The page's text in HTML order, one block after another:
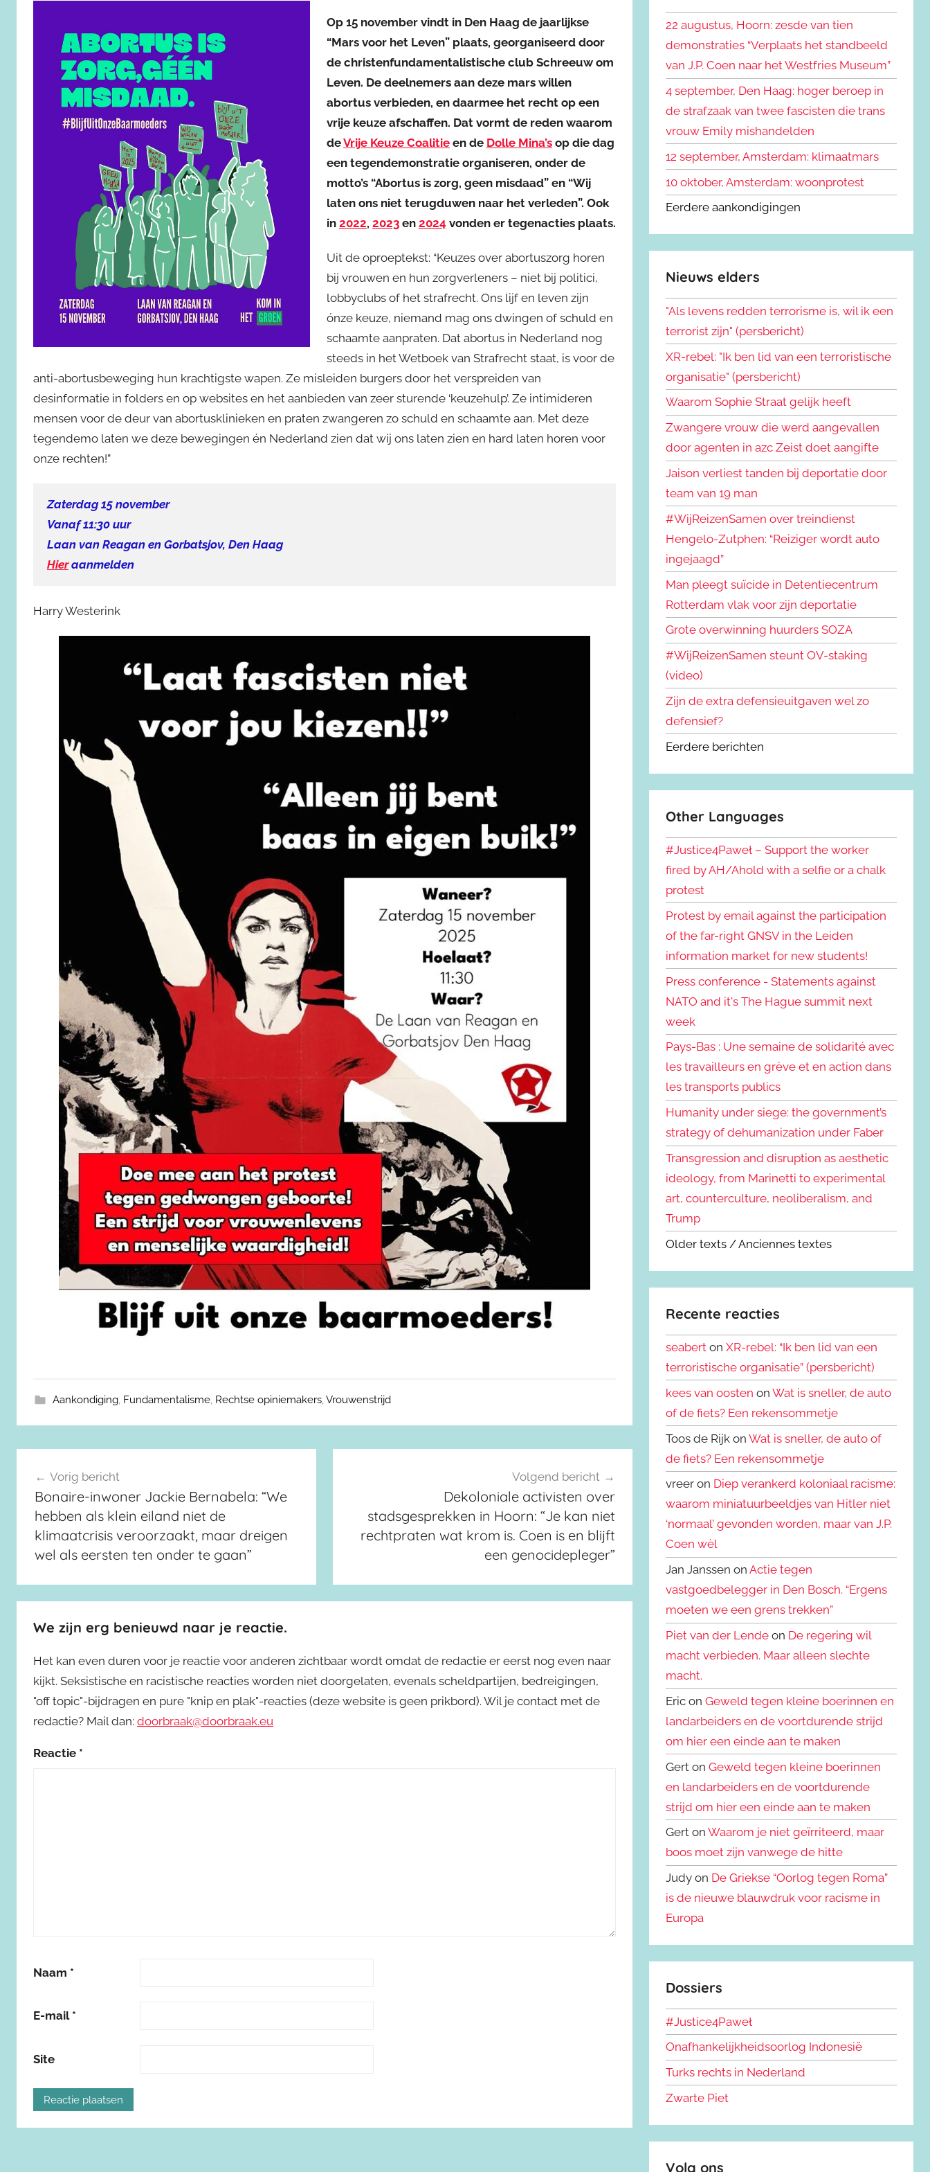
Op 15 november vindt in Den Haag de jaarlijkse
“Mars voor het Leven” plaats, georganiseerd door
de christenfundamentalistische club Schreeuw om
Leven. De deelnemers aan deze mars willen
abortus verbieden, en daarmee het recht op een
vrije keuze afschaffen. Dat vormt de reden waarom
deVrije Keuze Coalitie en de Dolle Mina’s op die dag
een tegendemonstratie organiseren, onder de
motto’s “Abortus is zorg, geen misdaad” en “Wij
laten ons niet terugduwen naar het verleden”. Ook
in 2022, 2023 en 2024 vonden er tegenacties plaats.
Uit de oproeptekst: “Keuzes over abortuszorg horen
bij vrouwen en hun zorgverleners – niet bij politici,
lobbyclubs of het strafrecht. Ons lijf en leven zijn
ónze keuze, niemand mag ons dwingen of schuld en
schaamte aanpraten. Dat abortus in Nederland nog
steeds in het Wetboek van Strafrecht staat, is voor de
anti-abortusbeweging hun krachtigste wapen. Ze misleiden burgers door het verspreiden van
desinformatie in folders en op websites en het aanbieden van zeer sturende ‘keuzehulp’. Ze intimideren
mensen voor de deur van abortusklinieken en praten zwangeren zo schuld en schaamte aan. Met deze
tegendemo laten we deze bewegingen én Nederland zien dat wij ons laten zien en hard laten horen voor
onze rechten!”
Zaterdag 15 november
Vanaf 11:30 uur
Laan van Reagan en Gorbatsjov, Den Haag
Hieraanmelden
Harry Westerink
Aankondiging, Fundamentalisme, Rechtse opiniemakers,Vrouwenstrijd
Berichtnavigatie
Vorig bericht
Bonaire-inwoner Jackie Bernabela: “We
hebben als klein eiland niet de
klimaatcrisis veroorzaakt, maar dreigen
wel als eersten ten onder te gaan”
Volgend bericht
Dekoloniale activisten over
stadsgesprekken in Hoorn: “Je kan niet
rechtpraten wat krom is. Coen is en blijft
een genocidepleger”
We zijn erg benieuwd naar je reactie.
Het kan even duren voor je reactie voor anderen zichtbaar wordt omdat de redactie er eerst nog even naar
kijkt. Seksistische en racistische reacties worden niet doorgelaten, evenals scheldpartijen, bedreigingen,
"off topic"-bijdragen en pure "knip en plak"-reacties (deze website is geen prikbord). Wil je contact met de
redactie? Mail dan: doorbraak@doorbraak.eu
Reactie *
Naam *
E-mail *
Site
n
a
a
r
:
n
22 augustus, Hoorn: zesde van tien
demonstraties “Verplaats het standbeeld
van J.P. Coen naar het Westfries Museum”
4 september, Den Haag: hoger beroep in
de strafzaak van twee fascisten die trans
vrouw Emily mishandelden
12 september, Amsterdam: klimaatmars
10 oktober, Amsterdam: woonprotest
Eerdere aankondigingen
Nieuws elders
"Als levens redden terrorisme is, wil ik een
terrorist zijn" (persbericht)
XR-rebel: "Ik ben lid van een terroristische
organisatie" (persbericht)
Waarom Sophie Straat gelijk heeft
Zwangere vrouw die werd aangevallen
door agenten in azc Zeist doet aangifte
Jaison verliest tanden bij deportatie door
team van 19 man
#WijReizenSamen over treindienst
Hengelo-Zutphen: “Reiziger wordt auto
ingejaagd”
Man pleegt suïcide in Detentiecentrum
Rotterdam vlak voor zijn deportatie
Grote overwinning huurders SOZA
#WijReizenSamen steunt OV-staking
(video)
Zijn de extra defensieuitgaven wel zo
defensief?
Eerdere berichten
Other Languages
#Justice4Paweł – Support the worker
fired by AH/Ahold with a selfie or a chalk
protest
Protest by email against the participation
of the far-right GNSV in the Leiden
information market for new students!
Press conference - Statements against
NATO and it's The Hague summit next
week
Pays-Bas : Une semaine de solidarité avec
les travailleurs en grève et en action dans
les transports publics
Humanity under siege: the government’s
strategy of dehumanization under Faber
Transgression and disruption as aesthetic
ideology, from Marinetti to experimental
art, counterculture, neoliberalism, and
Trump
Older texts / Anciennes textes
Recente reacties
seabert onXR-rebel: “Ik ben lid van een
terroristische organisatie” (persbericht)
kees van oosten onWat is sneller, de auto
of de fiets? Een rekensommetje
Toos de Rijk onWat is sneller, de auto of
de fiets? Een rekensommetje
vreer on Diep verankerd koloniaal racisme:
waarom miniatuurbeeldjes van Hitler niet
‘normaal’ gevonden worden, maar van J.P.
Coen wèl
Jan Janssen onActie tegen
vastgoedbelegger in Den Bosch. “Ergens
moeten we een grens trekken”
Piet van der Lende on De regering wil
macht verbieden. Maar alleen slechte
macht.
Eric onGeweld tegen kleine boerinnen en
landarbeiders en de voortdurende strijd
om hier een einde aan te maken
Gert onGeweld tegen kleine boerinnen
en landarbeiders en de voortdurende
strijd om hier een einde aan te maken
Gert onWaarom je niet geïrriteerd, maar
boos moet zijn vanwege de hitte
Judy on De Griekse “Oorlog tegen Roma”
is de nieuwe blauwdruk voor racisme in
Europa
Dossiers
#Justice4Paweł
Onafhankelijkheidsoorlog Indonesië
Turks rechts in Nederland
Zwarte Piet
Volg ons